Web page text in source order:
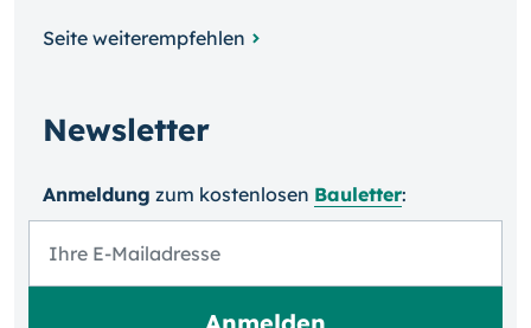
Seite weiterempfehlen
Newsletter
Anmeldung zum kosten­losen Bauletter: